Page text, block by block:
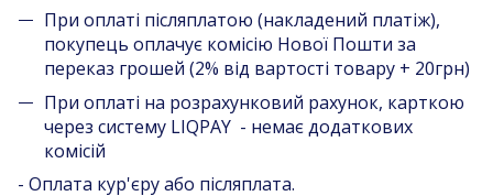
При оплаті післяплатою (накладений платіж),
покупець оплачує комісію Нової Пошти за
переказ грошей (2% від вартості товару + 20грн)
При оплаті на розрахунковий рахунок, карткою
через систему LIQPAY - немає додаткових
комісій
- Оплата кур'єру або післяплата.